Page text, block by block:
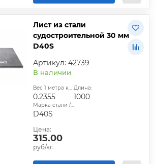
Лист из стали
судостроительной 30 мм
D40S
Артикул: 42739
В наличии
Вес 1 метра квадратного, т:
0.2355
Длина:
1000
Марка стали / сплава:
D40S
Цена:
315.00
руб/кг.